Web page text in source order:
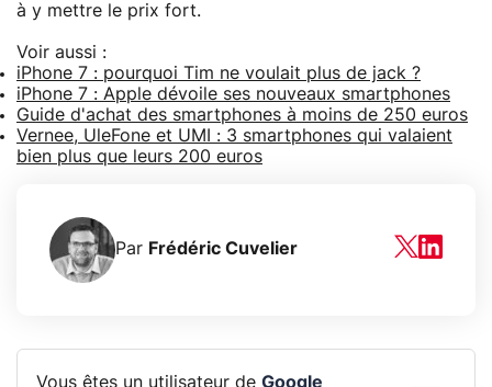
à y mettre le prix fort.
Voir aussi :
iPhone 7 : pourquoi Tim ne voulait plus de jack ?
iPhone 7 : Apple dévoile ses nouveaux smartphones
Guide d'achat des smartphones à moins de 250 euros
Vernee, UleFone et UMI : 3 smartphones qui valaient
bien plus que leurs 200 euros
Par Frédéric Cuvelier
Vous êtes un utilisateur de Google